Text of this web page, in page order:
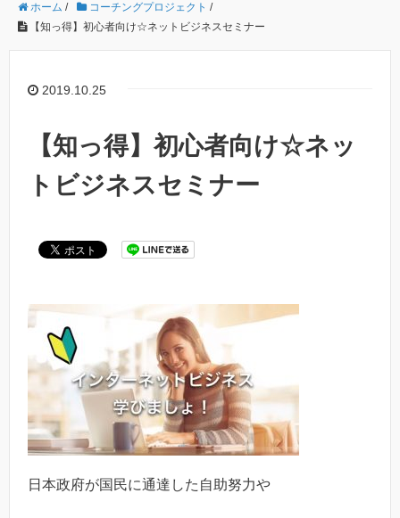
ホーム / コーチングプロジェクト /
【知っ得】初心者向け☆ネットビジネスセミナー
2019.10.25
【知っ得】初心者向け☆ネッ
トビジネスセミナー
日本政府が国民に通達した自助努力や